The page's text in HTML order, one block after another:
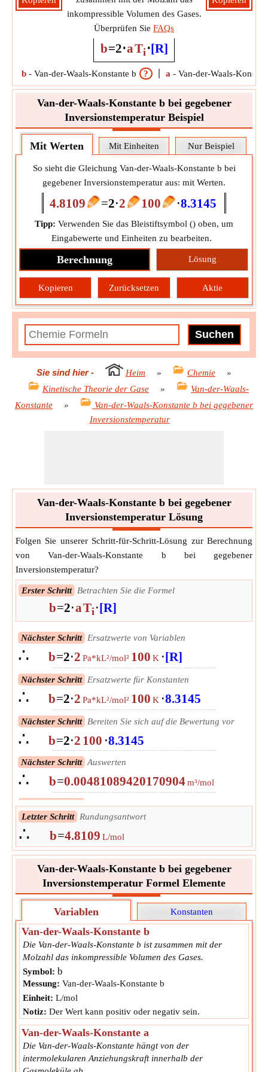
inkompressible Volumen des Gases.
Überprüfen Sie FAQs
b=2⋅aTi⋅[R]
b - Van-der-Waals-Konstante b ? a - Van-der-Waals-
Van-der-Waals-Konstante b bei gegebener
Inversionstemperatur Beispiel
Mit Werten Mit Einheiten Nur Beispiel
So sieht die Gleichung Van-der-Waals-Konstante b bei
gegebener Inversionstemperatur aus: mit Werten.
4.8109 =2⋅2 100 ⋅8.3145
Tipp: Verwenden Sie das Bleistiftsymbol () oben, um
Eingabewerte und Einheiten zu bearbeiten.
Berechnung Lösung
Kopieren Zurücksetzen Aktie
Sie sind hier- Heim » Chemie
»
Kinetische Theorie der Gase
»
Van-der-Waals-
Konstante
»
Van-der-Waals-Konstante b bei gegebener
Inversionstemperatur
Van-der-Waals-Konstante b bei gegebener
Inversionstemperatur Lösung
Folgen Sie unserer Schritt-für-Schritt-Lösung zur Berechnung
von Van-der-Waals-Konstante b bei gegebener
Inversionstemperatur?
Erster Schritt Betrachten Sie die Formel
b=2⋅aTi⋅[R]
Nächster Schritt Ersatzwerte von Variablen
∴ b=2⋅2 Pa*kL²/mol² 100 K ⋅[R]
Nächster Schritt Ersatzwerte für Konstanten
∴ b=2⋅2 Pa*kL²/mol² 100 K ⋅8.3145
Nächster Schritt Bereiten Sie sich auf die Bewertung vor
∴ b=2⋅2 100 ⋅8.3145
Nächster Schritt Auswerten
∴ b=0.00481089420170904m³/mol
Nächster Schritt In Ausgabeeinheit umrechnen
∴ b=4.81089420170904
Letzter Schritt Rundungsantwort
∴ b=4.8109 L/mol
Van-der-Waals-Konstante b bei gegebener
Inversionstemperatur Formel Elemente
Variablen Konstanten
Van-der-Waals-Konstante b
Die Van-der-Waals-Konstante b ist zusammen mit der
Molzahl das inkompressible Volumen des Gases.
Symbol: b
Messung: Van-der-Waals-Konstante b
Einheit: L/mol
Notiz: Der Wert kann positiv oder negativ sein.
Van-der-Waals-Konstante a
Die Van-der-Waals-Konstante hängt von der
intermolekularen Anziehungskraft innerhalb der